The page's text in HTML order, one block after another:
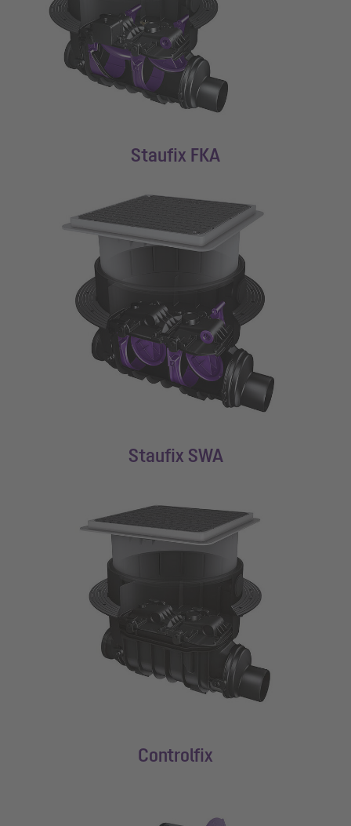
Staufix FKA
Staufix SWA
Controlfix